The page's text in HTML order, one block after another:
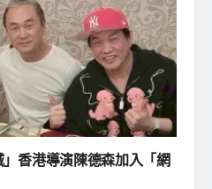
香港導演陳德森加入「網